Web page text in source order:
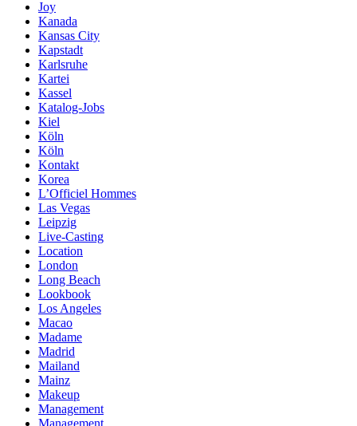
Joy
Kanada
Kansas City
Kapstadt
Karlsruhe
Kartei
Kassel
Katalog-Jobs
Kiel
Köln
Köln
Kontakt
Korea
L’Officiel Hommes
Las Vegas
Leipzig
Live-Casting
Location
London
Long Beach
Lookbook
Los Angeles
Macao
Madame
Madrid
Mailand
Mainz
Makeup
Management
Management